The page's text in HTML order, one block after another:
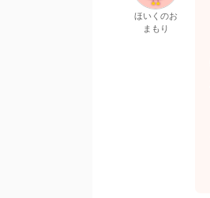
ほいくのお
まもり